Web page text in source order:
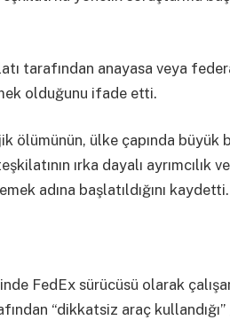
tarafından anayasa veya
olduğunu ifade etti.
ölümünün, ülke çapında büyük
ırka dayalı ayrımcılık
adına başlatıldığını kaydetti.
FedEx sürücüsü olarak
“dikkatsiz araç